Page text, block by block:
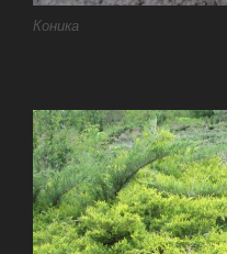
Коника